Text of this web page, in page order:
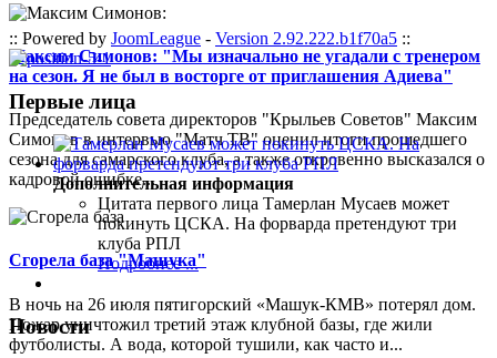
Максим Симонов: "Мы изначально не угадали с тренером
на сезон. Я не был в восторге от приглашения Адиева"
Председатель совета директоров "Крыльев Советов" Максим
Симонов в интервью "Матч ТВ" оценил итоги прошедшего
сезона для самарского клуба, а также откровенно высказался о
кадровой ошибке...
Сгорела база "Машука"
В ночь на 26 июля пятигорский «Машук-КМВ» потерял дом.
Пожар уничтожил третий этаж клубной базы, где жили
футболисты. А вода, которой тушили, как часто и...
:: Powered by JoomLeague - Version 2.92.222.b1f70a5 ::
Первые лица
Дополнительная информация
Цитата первого лица Тамерлан Мусаев может
покинуть ЦСКА. На форварда претендуют три
клуба РПЛ
Подробнее ...
Новости